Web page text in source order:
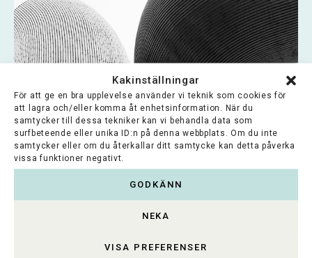
Kakinställningar
För att ge en bra upplevelse använder vi teknik som cookies för
att lagra och/eller komma åt enhetsinformation. När du
samtycker till dessa tekniker kan vi behandla data som
surfbeteende eller unika ID:n på denna webbplats. Om du inte
samtycker eller om du återkallar ditt samtycke kan detta påverka
vissa funktioner negativt.
GODKÄNN
NEKA
VISA PREFERENSER
Bröderna Gröndahls stiftelse
Stiftelsens syfte är att stödja verksamheten
Lue koko artikkeli >